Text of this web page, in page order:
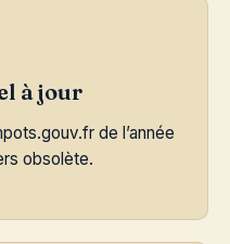
à jour
de l’année
obsolète.